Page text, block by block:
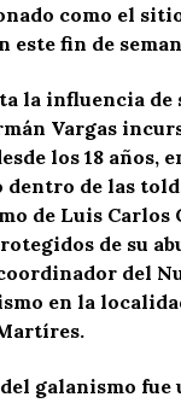
como el
este fin de
la influencia de
Vargas
los 18 años,
de las
de Luis Carlos
de su
del
en la
galanismo fue